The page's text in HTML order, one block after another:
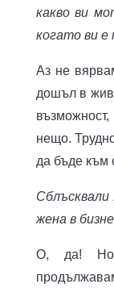
какво ви
когато ви е
Аз не
дошъл в
нещо.
да бъде към
жена в
О, да! Но